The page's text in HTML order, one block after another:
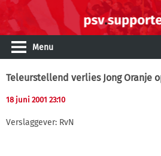
Menu
Teleurstellend verlies Jong Oranje
18 juni 2001 23:10
Verslaggever: RvN